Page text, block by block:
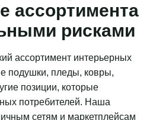
ассортимента
рисками
ассортимент интерьерных
подушки, пледы, ковры,
позиции, которые
потребителей. Наша
сетям и маркетплейсам